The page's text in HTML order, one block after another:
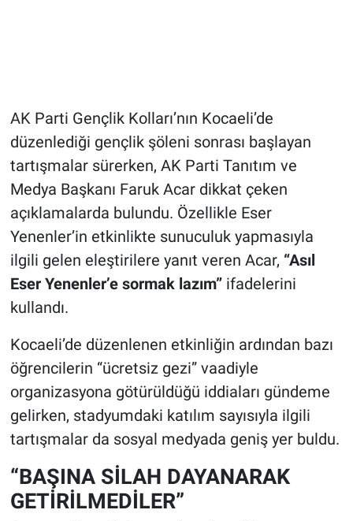
AK Parti Gençlik Kolları’nın Kocaeli’de
düzenlediği gençlik şöleni sonrası başlayan
tartışmalar sürerken, AK Parti Tanıtım ve
Medya Başkanı Faruk Acar dikkat çeken
açıklamalarda bulundu. Özellikle Eser
Yenenler’in etkinlikte sunuculuk yapmasıyla
ilgili gelen eleştirilere yanıt veren Acar, “Asıl
Eser Yenenler’e sormak lazım”ifadelerini
kullandı.
Kocaeli’de düzenlenen etkinliğin ardından bazı
öğrencilerin “ücretsiz gezi” vaadiyle
organizasyona götürüldüğü iddiaları gündeme
gelirken, stadyumdaki katılım sayısıyla ilgili
tartışmalar da sosyal medyada geniş yer buldu.
“BAŞINA SİLAH DAYANARAK
GETİRİLMEDİLER”